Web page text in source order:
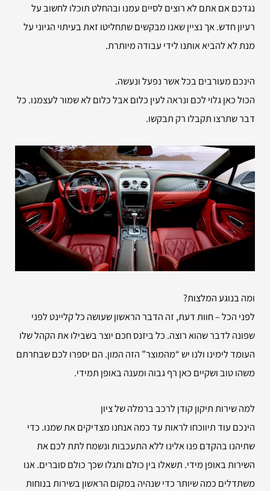
נגדכם אם אתם לא רוצים לסיים עמנו ובהחלט תוכלו לחשוב על
רעיון חדש. אך נציין שאנו מבקשים שתחליטו זאת בעיתוי הגיוני על
מנת לא להביא אותנו לידי עבודה מיותרת.
הינכם מעורבים בכל אשר נפעל ונעשה.
הכול כאן גלוי לכם ונראה לעין כלום אבל כלום לא שמור לעצמנו. כל
דבר שתרצו תקבלו רק תבקשו.
ומה בנוגע המלצות?
לפני הכל – חוות דעת, זה הדבר הראשון שעושה כל קליינט לפני
שפונה לדבר שהוא רוצה. כל ביזנס חכם יוצר בשבילו את הקהל שלו
העומד לימינו ולנו יש “מהמוצר” הזה המון. הם יספרו לכם שבחרתם
משהו טוב ושקיים כאן רף גבוה ומענה באופן תמידי.
למה שירותתיקון קודן לרכב ברמלה של ציון
הינכם עוד תיווכחו לראות עד כמה אנחנו מצדיקים את שמנו. כדי
שתיהנו בהקדם פנו אלינו ללא התעכבות ונשמח לתת לכם את
השירות באופן מידי. תשאלו בין כולם ותגלו שכך כולם סוברים. אנו
משתדלים כמה שיותר כדי שנהיה במקום הראשון בשירות בנוחות